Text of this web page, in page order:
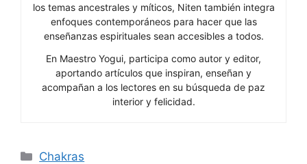
los temas ancestrales y míticos, Niten también integra
enfoques contemporáneos para hacer que las
enseñanzas espirituales sean accesibles a todos.
En Maestro Yogui, participa como autor y editor,
aportando artículos que inspiran, enseñan y
acompañan a los lectores en su búsqueda de paz
interior y felicidad.
Categorías
Chakras